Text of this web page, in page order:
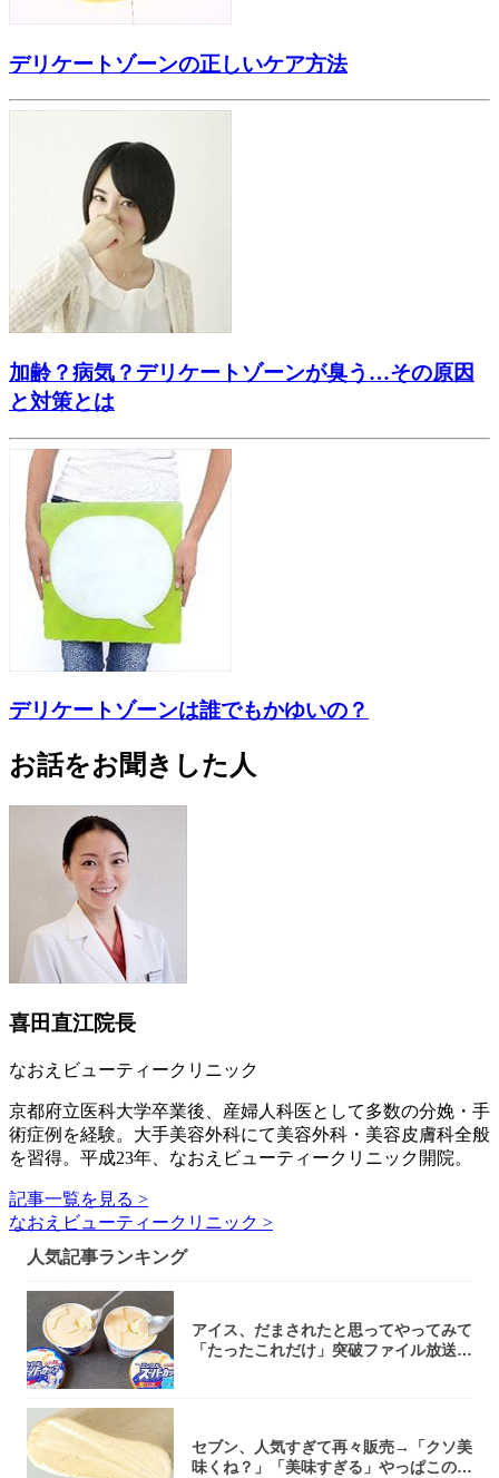
デリケートゾーンの正しいケア方法
加齢？病気？デリケートゾーンが臭う…その原因
と対策とは
デリケートゾーンは誰でもかゆいの？
お話をお聞きした人
喜田直江院長
なおえビューティークリニック
京都府立医科大学卒業後、産婦人科医として多数の分娩・手
術症例を経験。大手美容外科にて美容外科・美容皮膚科全般
を習得。平成23年、なおえビューティークリニック開院。
記事一覧を見る >
なおえビューティークリニック >
人気記事ランキング
アイス、だまされたと思ってやってみて
「たったこれだけ」突破ファイル放送で
セブン、人気すぎて再々販売→「クソ美
味くね？」「美味すぎる」やっぱこのク